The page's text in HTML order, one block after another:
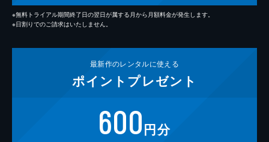
※無料トライアル期間終了日の翌日が属する月から月額料金が発生します。
※日割りでのご請求はいたしません。
最新作のレンタルに使える
ポイント プレゼント
600円分